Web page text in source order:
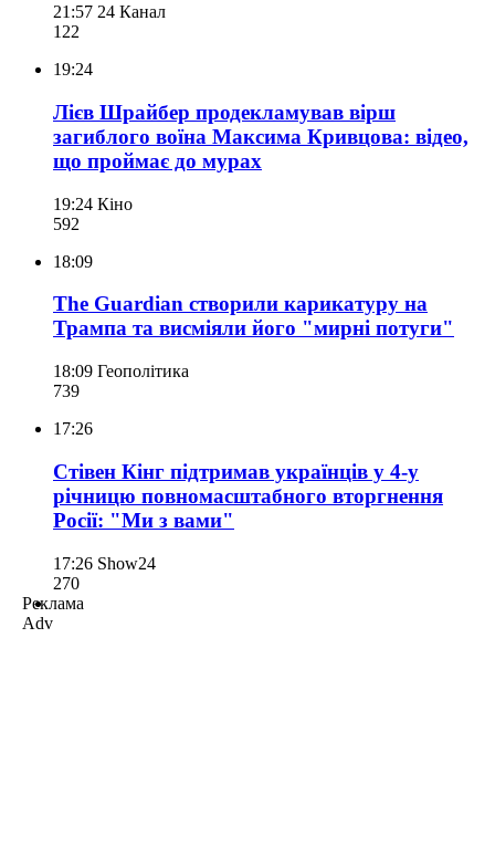
21:57 24 Канал
122
19:24
Лієв Шрайбер продекламував вірш
загиблого воїна Максима Кривцова: відео,
що проймає до мурах
19:24 Кіно
592
18:09
The Guardian створили карикатуру на
Трампа та висміяли його "мирні потуги"
18:09 Геополітика
739
17:26
Стівен Кінг підтримав українців у 4-у
річницю повномасштабного вторгнення
Росії: "Ми з вами"
17:26 Show24
270
Реклама
Adv